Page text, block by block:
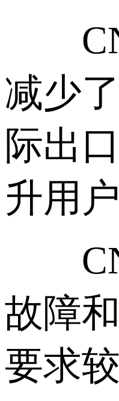
CN2
减少
际出
升用
CN2
故障
要求